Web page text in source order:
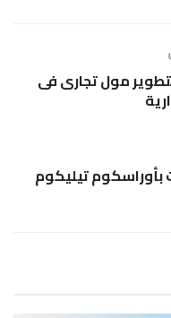
جنيه لتطوير مول تجارى فى
تيليكوم